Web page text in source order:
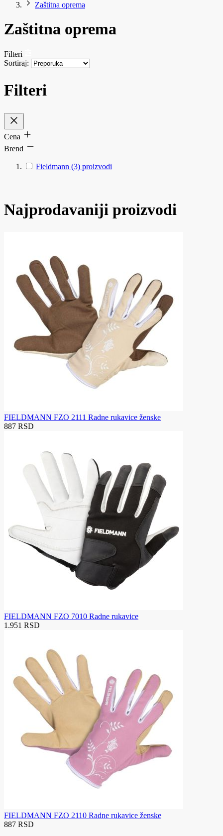
Zaštitna oprema
Zaštitna oprema
Filteri
Sortiraj:
Filteri
Cena
Brend
Fieldmann (3) proizvodi
Najprodavaniji proizvodi
FIELDMANN FZO 2111 Radne rukavice ženske
887 RSD
FIELDMANN FZO 7010 Radne rukavice
1.951 RSD
FIELDMANN FZO 2110 Radne rukavice ženske
887 RSD